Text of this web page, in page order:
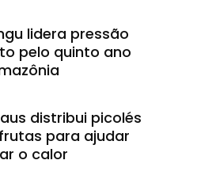
lidera pressão
pelo quinto ano
distribui picolés
para ajudar
o calor